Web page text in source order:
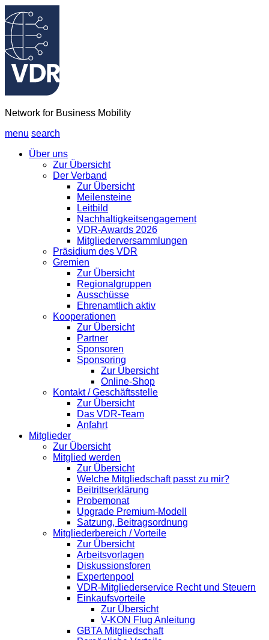
Network for Business Mobility
menu search
Über uns
Zur Übersicht
Der Verband
Zur Übersicht
Meilensteine
Leitbild
Nachhaltigkeitsengagement
VDR-Awards 2026
Mitgliederversammlungen
Präsidium des VDR
Gremien
Zur Übersicht
Regionalgruppen
Ausschüsse
Ehrenamtlich aktiv
Kooperationen
Zur Übersicht
Partner
Sponsoren
Sponsoring
Zur Übersicht
Online-Shop
Kontakt / Geschäftsstelle
Zur Übersicht
Das VDR-Team
Anfahrt
Mitglieder
Zur Übersicht
Mitglied werden
Zur Übersicht
Welche Mitgliedschaft passt zu mir?
Beitrittserklärung
Probemonat
Upgrade Premium-Modell
Satzung, Beitragsordnung
Mitgliederbereich / Vorteile
Zur Übersicht
Arbeitsvorlagen
Diskussionsforen
Expertenpool
VDR-Mitgliederservice Recht und Steuern
Einkaufsvorteile
Zur Übersicht
V-KON Flug Anleitung
GBTA Mitgliedschaft